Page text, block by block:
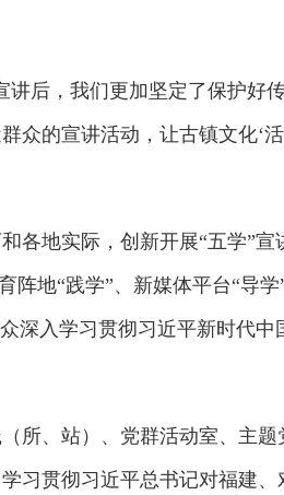
后，我们更加坚定了保护好
众的宣讲活动，让古镇文化‘
各地实际，创新开展“五学”宣
阵地“践学”、新媒体平台“导
深入学习贯彻习近平新时代中
所、站）、党群活动室、主题
习贯彻习近平总书记对福建、